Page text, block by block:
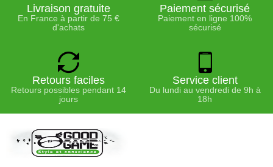
Livraison gratuite
En France à partir de 75 €
d'achats
Paiement sécurisé
Paiement en ligne 100%
sécurisé
Retours faciles
Retours possibles pendant 14
jours
Service client
Du lundi au vendredi de 9h à
18h